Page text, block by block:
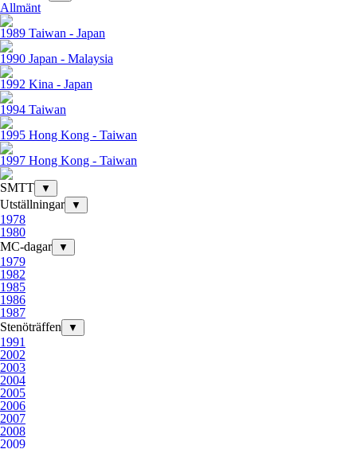
Allmänt
1989 Taiwan - Japan
1990 Japan - Malaysia
1992 Kina - Japan
1994 Taiwan
1995 Hong Kong - Taiwan
1997 Hong Kong - Taiwan
SMTT
▼
Utställningar ▼
1978
1980
MC-dagar
▼
1979
1982
1985
1986
1987
Stenöträffen
▼
1991
2002
2003
2004
2005
2006
2007
2008
2009